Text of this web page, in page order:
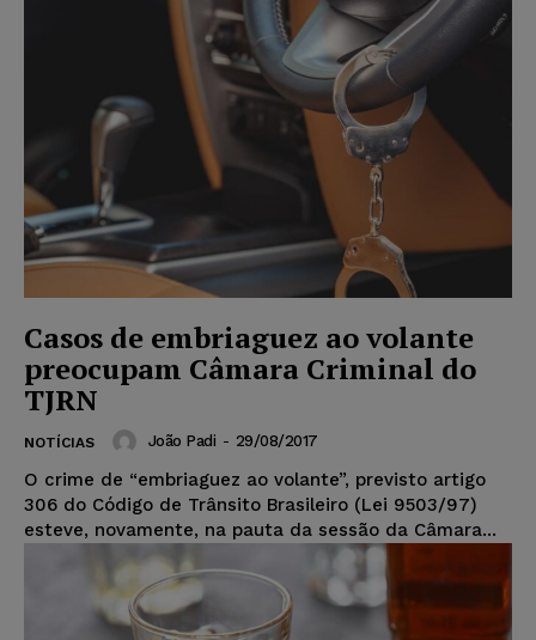
Casos de embriaguez ao volante
preocupam Câmara Criminal do
TJRN
NOTÍCIAS João Padi - 29/08/2017
O crime de “embriaguez ao volante”, previsto artigo
306 do Código de Trânsito Brasileiro (Lei 9503/97)
esteve, novamente, na pauta da sessão da Câmara...